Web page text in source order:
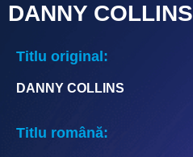
DANNY COLLINS
Titlu original:
DANNY COLLINS
Titlu română: